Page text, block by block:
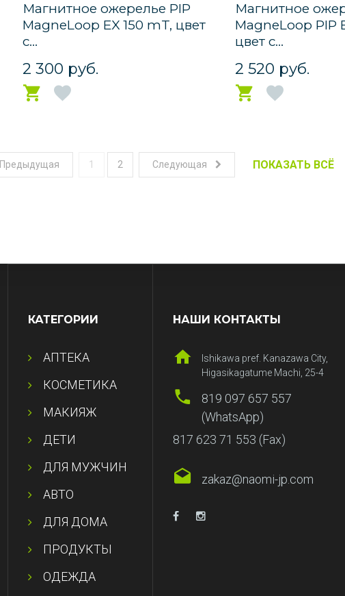
Магнитное ожерелье PIP
MagneLoop EX 150 mT, цвет
с...
2 300 руб.
Магнитное
MagneLoop PIP
цвет с...
2 520 руб.
Предыдущая 1 2 Следующая ПОКАЗАТЬ ВСЁ
КАТЕГОРИИ
АПТЕКА
КОСМЕТИКА
МАКИЯЖ
ДЕТИ
ДЛЯ МУЖЧИН
АВТО
ДЛЯ ДОМА
ПРОДУКТЫ
ОДЕЖДА
НАШИ КОНТАКТЫ
Ishikawa pref. Kanazawa City,
Higasikagatume Machi, 25-4
819 097 657 557
(WhatsApp)
817 623 71 553 (Fax)
zakaz@naomi-jp.com